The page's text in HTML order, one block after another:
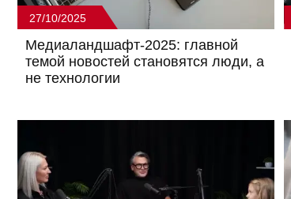
27/10/2025
Медиаландшафт-2025: главной
темой новостей становятся люди, а
не технологии